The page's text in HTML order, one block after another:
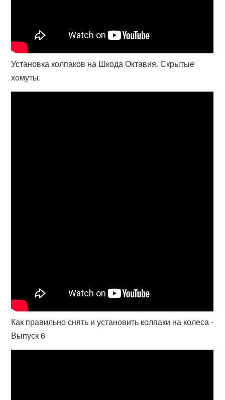
Установка колпаков на Шкода Октавия. Скрытые
хомуты.
Как правильно снять и установить колпаки на колеса -
Выпуск 6